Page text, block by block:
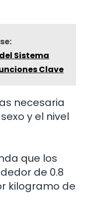
Sistema
Clave
necesaria
y el nivel
que los
de 0.8
kilogramo de